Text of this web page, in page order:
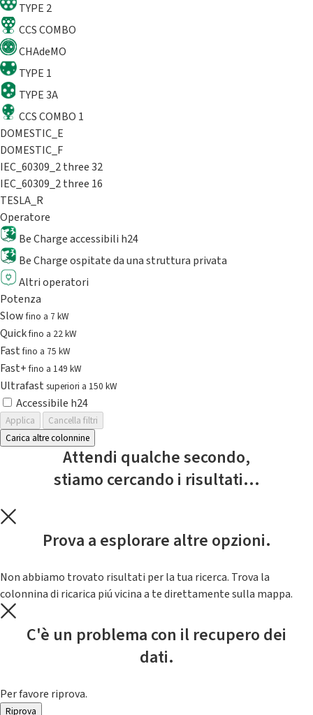
TYPE 2
CCS COMBO
CHAdeMO
TYPE 1
TYPE 3A
CCS COMBO 1
DOMESTIC_E
DOMESTIC_F
IEC_60309_2 three 32
IEC_60309_2 three 16
TESLA_R
Operatore
Be Charge accessibili h24
Be Charge ospitate da una struttura privata
Altri operatori
Potenza
Slowfino a 7 kW
Quickfino a 22 kW
Fastfino a 75 kW
Fast+fino a 149 kW
Ultrafast superiori a 150 kW
Accessibile h24
Applica
Cancella filtri
Carica altre colonnine
Attendi qualche secondo,
stiamo cercando i risultati...
Prova a esplorare altre opzioni.
Non abbiamo trovato risultati per la tua ricerca. Trova la
colonnina di ricarica piú vicina a te direttamente sulla mappa.
C'è un problema con il recupero dei
dati.
Per favore riprova.
Riprova